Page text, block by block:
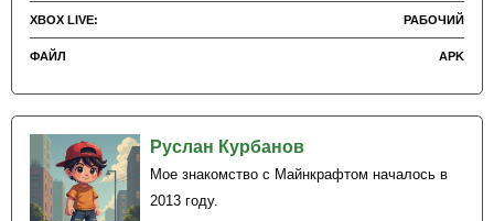
XBOX LIVE: РАБОЧИЙ
ФАЙЛ APK
Руслан Курбанов
Мое знакомство с Майнкрафтом началось в
2013 году.